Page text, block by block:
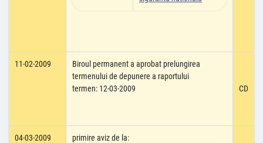
11-02-2009
Biroul permanent a aprobat prelungirea
termenului de depunere a raportului
termen: 12-03-2009
CD
04-03-2009
primire aviz de la: